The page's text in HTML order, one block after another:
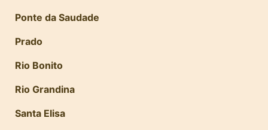
Ponte da Saudade
Prado
Rio Bonito
Rio Grandina
Santa Elisa